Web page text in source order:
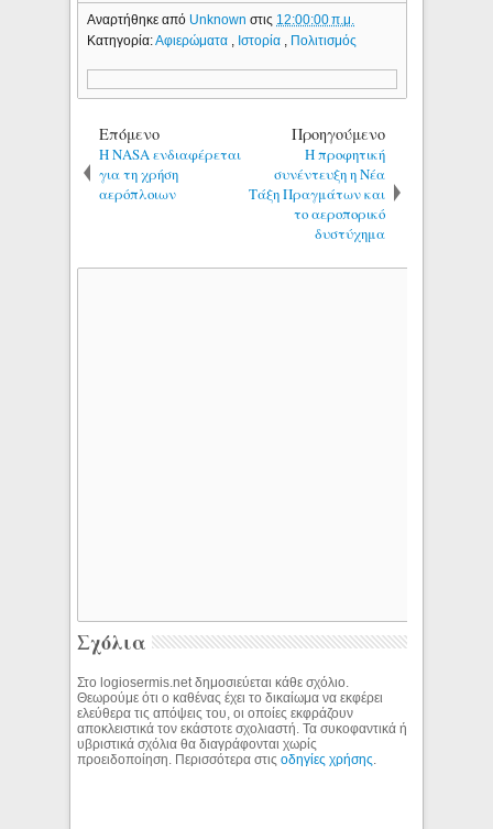
Αναρτήθηκε από Unknownστις 12:00:00 π.μ.
Κατηγορία:Αφιερώματα , Ιστορία , Πολιτισμός
Επόμενο
H NASA ενδιαφέρεται
για τη χρήση
αερόπλοιων
Προηγούμενο
Η προφητική
συνέντευξη η Νέα
Τάξη Πραγμάτων και
το αεροπορικό
δυστύχημα
Σχόλια
Στο logiosermis.net δημοσιεύεται κάθε σχόλιο.
Θεωρούμε ότι ο καθένας έχει το δικαίωμα να εκφέρει
ελεύθερα τις απόψεις του, οι οποίες εκφράζουν
αποκλειστικά τον εκάστοτε σχολιαστή. Τα συκοφαντικά ή
υβριστικά σχόλια θα διαγράφονται χωρίς
προειδοποίηση. Περισσότερα στιςοδηγίες χρήσης.